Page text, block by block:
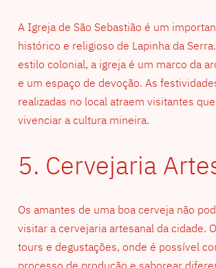
A Igreja de São Sebastião é um
histórico e religioso de Lapinha da
estilo colonial, a igreja é um marco da
e um espaço de devoção. As
realizadas no local atraem visitantes
vivenciar a cultura mineira.
5. Cervejaria
Os amantes de uma boa cerveja não
visitar a cervejaria artesanal da cidade.
tours e degustações, onde é possível